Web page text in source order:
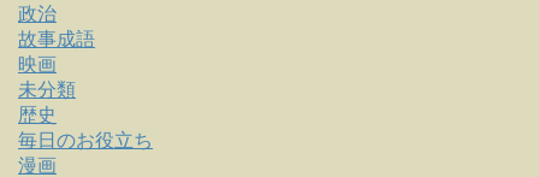
政治
故事成語
映画
未分類
歴史
毎日のお役立ち
漫画